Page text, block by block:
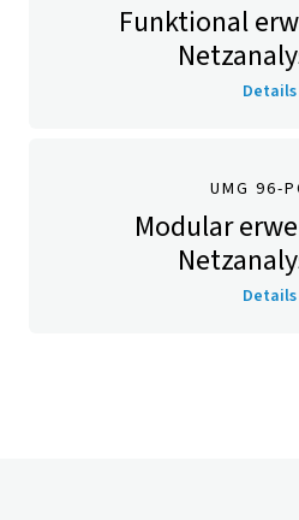
Funktional
Details
UMG 96-
Modular
Details